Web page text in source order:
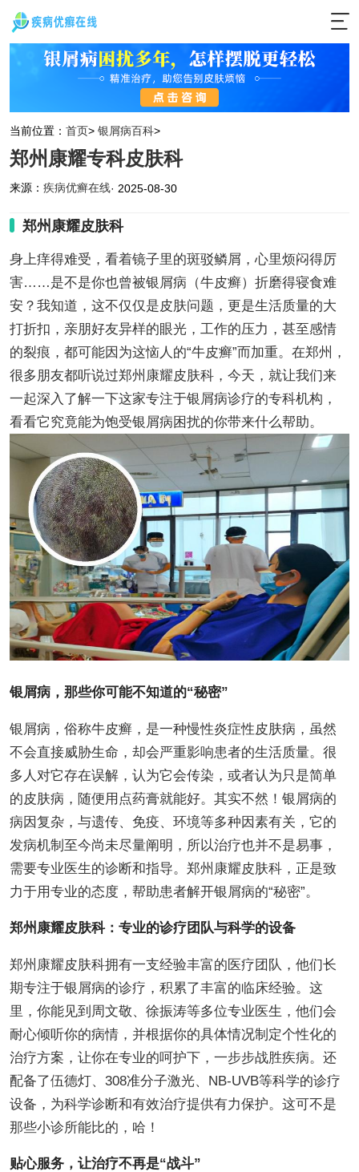
当前位置： 首页> 银屑病百科>
郑州康耀专科皮肤科
来源： 疾病优癣在线· 2025-08-30
郑州康耀皮肤科
身上痒得难受，看着镜子里的斑驳鳞屑，心里烦闷得厉
害……是不是你也曾被银屑病（牛皮癣）折磨得寝食难
安？我知道，这不仅仅是皮肤问题，更是生活质量的大
打折扣，亲朋好友异样的眼光，工作的压力，甚至感情
的裂痕，都可能因为这恼人的“牛皮癣”而加重。在郑州，
很多朋友都听说过郑州康耀皮肤科，今天，就让我们来
一起深入了解一下这家专注于银屑病诊疗的专科机构，
看看它究竟能为饱受银屑病困扰的你带来什么帮助。
银屑病，那些你可能不知道的“秘密”
银屑病，俗称牛皮癣，是一种慢性炎症性皮肤病，虽然
不会直接威胁生命，却会严重影响患者的生活质量。很
多人对它存在误解，认为它会传染，或者认为只是简单
的皮肤病，随便用点药膏就能好。其实不然！银屑病的
病因复杂，与遗传、免疫、环境等多种因素有关，它的
发病机制至今尚未尽量阐明，所以治疗也并不是易事，
需要专业医生的诊断和指导。郑州康耀皮肤科，正是致
力于用专业的态度，帮助患者解开银屑病的“秘密”。
郑州康耀皮肤科：专业的诊疗团队与科学的设备
郑州康耀皮肤科拥有一支经验丰富的医疗团队，他们长
期专注于银屑病的诊疗，积累了丰富的临床经验。这
里，你能见到周文敬、徐振涛等多位专业医生，他们会
耐心倾听你的病情，并根据你的具体情况制定个性化的
治疗方案，让你在专业的呵护下，一步步战胜疾病。还
配备了伍德灯、308准分子激光、NB-UVB等科学的诊疗
设备，为科学诊断和有效治疗提供有力保护。这可不是
那些小诊所能比的，哈！
贴心服务，让治疗不再是“战斗”